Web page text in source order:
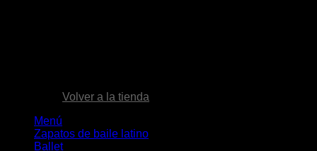
Volver a la tienda
Menú
Zapatos de baile latino
Ballet